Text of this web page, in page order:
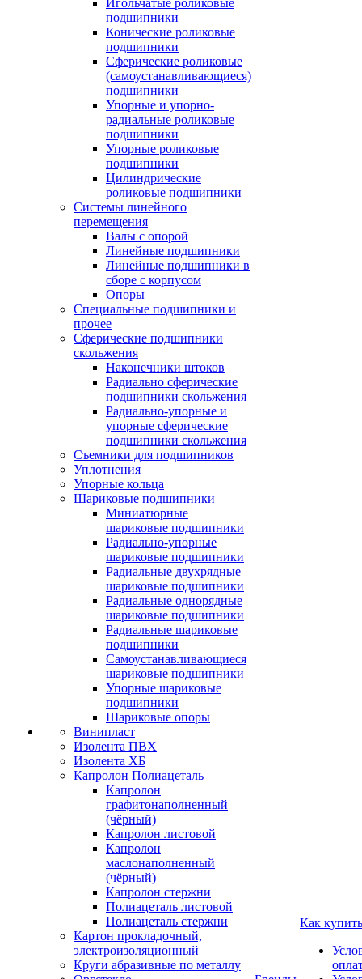
Игольчатые роликовые
подшипники
Конические роликовые
подшипники
Сферические роликовые
(самоустанавливающиеся)
подшипники
Упорные и упорно-
радиальные роликовые
подшипники
Упорные роликовые
подшипники
Цилиндрические
роликовые подшипники
Системы линейного
перемещения
Валы с опорой
Линейные подшипники
Линейные подшипники в
сборе с корпусом
Опоры
Специальные подшипники и
прочее
Сферические подшипники
скольжения
Наконечники штоков
Радиально сферические
подшипники скольжения
Радиально-упорные и
упорные сферические
подшипники скольжения
Съемники для подшипников
Уплотнения
Упорные кольца
Шариковые подшипники
Миниатюрные
шариковые подшипники
Радиально-упорные
шариковые подшипники
Радиальные двухрядные
шариковые подшипники
Радиальные однорядные
шариковые подшипники
Радиальные шариковые
подшипники
Самоустанавливающиеся
шариковые подшипники
Упорные шариковые
подшипники
Шариковые опоры
Винипласт
Изолента ПВХ
Изолента ХБ
Капролон Полиацеталь
Капролон
графитонаполненный
(чёрный)
Капролон листовой
Капролон
маслонаполненный
(чёрный)
Капролон стержни
Полиацеталь листовой
Полиацеталь стержни
Картон прокладочный,
электроизоляционный
Круги абразивные по металлу
Как купить